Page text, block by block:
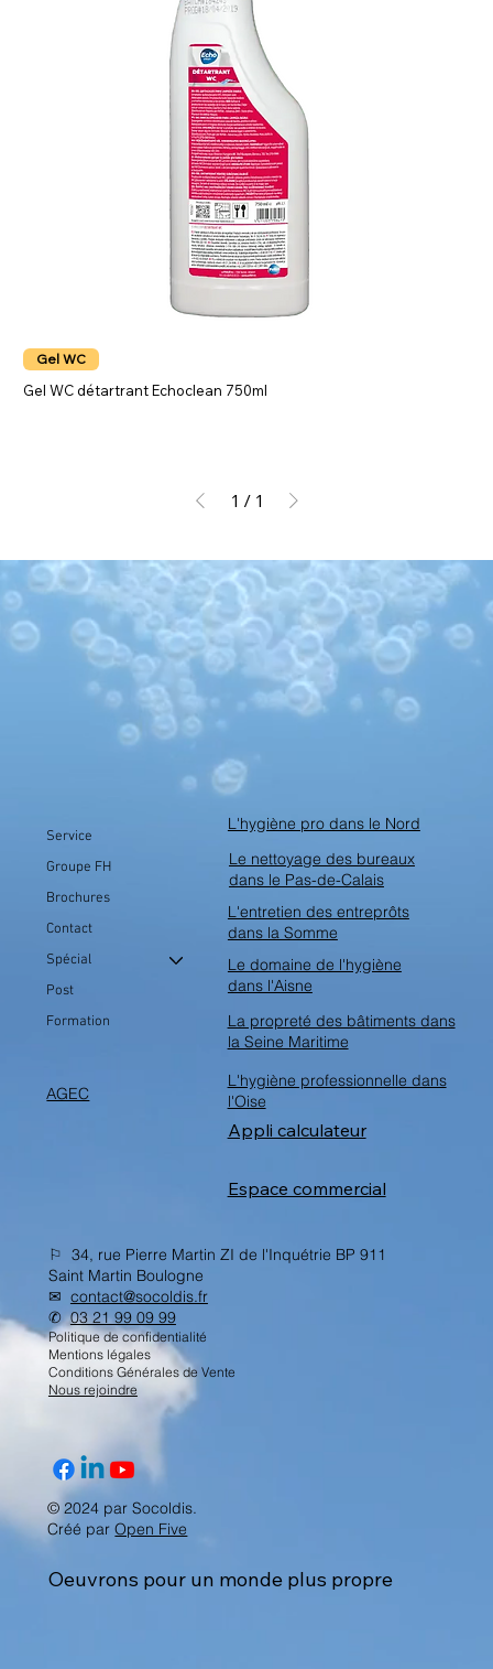
Gel WC
Gel WC détartrant Echoclean 750ml
1 / 1
Service
Groupe FH
Brochures
Contact
Spécial
Post
Formation
AGEC
L'hygiène pro dans le Nord
Le nettoyage des bureaux
dans le Pas-de-Calais
L'entretien des entreprôts
dans la Somme
Le domaine de l'hygiène
dans l'Aisne
La propreté des bâtiments dans
la Seine Maritime
L'hygiène professionnelle dans
l'Oise
Espace commercial
Appli calculateur
⚐ 34, rue Pierre Martin ZI de l'Inquétrie BP 911
Saint Martin Boulogne
✉︎ contact@socoldis.fr
✆03 21 99 09 99
Politique de confidentialité
Mentions légales
Conditions Générales de Vente
Nous rejoindre
© 2024 par Socoldis.
Créé parOpen Five
Oeuvrons pour un monde plus propre